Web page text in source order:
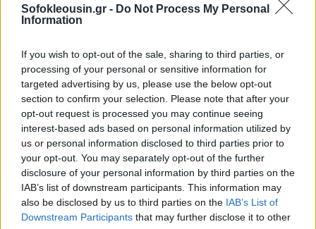
Sofokleousin.gr - Do Not Process My Personal
Information
If you wish to opt-out of the sale, sharing to third parties, or
processing of your personal or sensitive information for
targeted advertising by us, please use the below opt-out
section to confirm your selection. Please note that after your
opt-out request is processed you may continue seeing
interest-based ads based on personal information utilized by
us or personal information disclosed to third parties prior to
your opt-out. You may separately opt-out of the further
disclosure of your personal information by third parties on the
IAB’s list of downstream participants. This information may
also be disclosed by us to third parties on the IAB’s List of
Downstream Participants that may further disclose it to other
Αντίστροφα οι ελληνικές αρχές απέστειλαν στις
84 χώρες, τα στοιχεία για τις καταθέσεις και άλλες
χρηματοοικονομικές επενδύσεις, που είχαν στην
Ελλάδα, κάτοικοι των συγκεκριμένων χωρών.